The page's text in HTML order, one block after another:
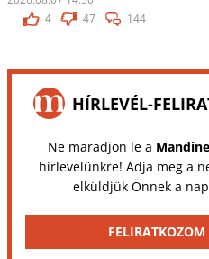
4
47 144
HÍRLEVÉL-
Ne maradjon le a
hírlevelünkre! Adja meg a
elküldjük Önnek a